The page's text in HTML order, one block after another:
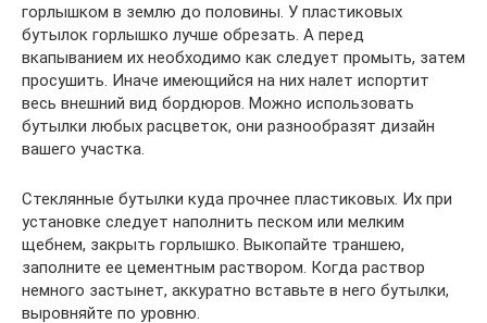
горлышком в землю до половины. У пластиковых
бутылок горлышко лучше обрезать. А перед
вкапыванием их необходимо как следует промыть, затем
просушить. Иначе имеющийся на них налет испортит
весь внешний вид бордюров. Можно использовать
бутылки любых расцветок, они разнообразят дизайн
вашего участка.
Стеклянные бутылки куда прочнее пластиковых. Их при
установке следует наполнить песком или мелким
щебнем, закрыть горлышко. Выкопайте траншею,
заполните ее цементным раствором. Когда раствор
немного застынет, аккуратно вставьте в него бутылки,
выровняйте по уровню.